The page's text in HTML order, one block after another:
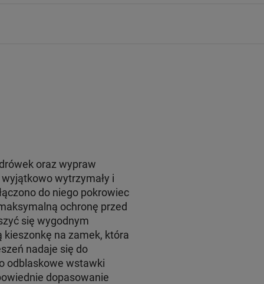
oraz wypraw
wytrzymały i
do niego pokrowiec
ochronę przed
się wygodnym
na zamek, która
nadaje się do
odblaskowe wstawki
dopasowanie